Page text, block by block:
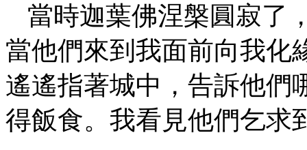
當時迦葉佛涅槃圓寂了
當他們來到我面前向我化
遙遙指著城中，告訴他們
得飯食。我看見他們乞求